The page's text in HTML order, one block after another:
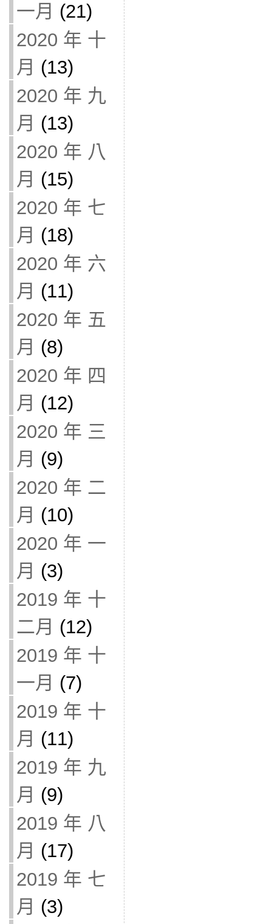
一月 (21)
2020 年 十
月 (13)
2020 年 九
月 (13)
2020 年 八
月 (15)
2020 年 七
月 (18)
2020 年 六
月 (11)
2020 年 五
月 (8)
2020 年 四
月 (12)
2020 年 三
月 (9)
2020 年 二
月 (10)
2020 年 一
月 (3)
2019 年 十
二月 (12)
2019 年 十
一月 (7)
2019 年 十
月 (11)
2019 年 九
月 (9)
2019 年 八
月 (17)
2019 年 七
月 (3)